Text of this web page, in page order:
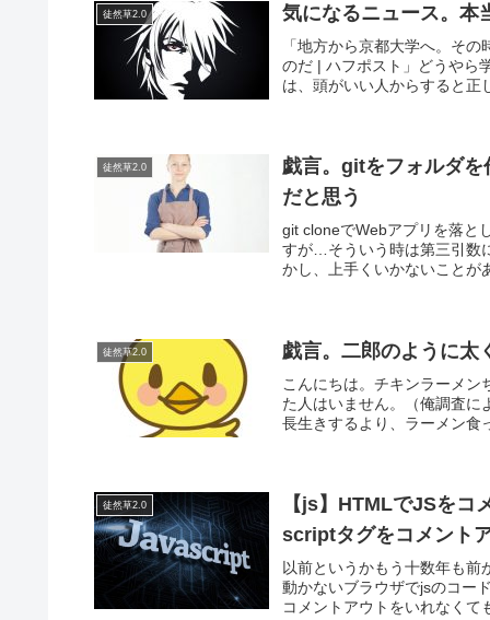
徒然草2.0 気になるニュース。本
「地方から京都大学へ。そ
のだ | ハフポスト」どうやら
は、頭がいい人からすると正
徒然草2.0
戯言。gitをフォルダ
だと思う
git cloneでWebアプリを落と
すが…そういう時は第三引数
かし、上手くいかないことが
徒然草2.0 戯言。二郎のように太
こんにちは。チキンラーメ
た人はいません。（俺調査
長生きするより、ラーメン食
徒然草2.0
【js】HTMLでJSを
scriptタグをコメント
以前というかもう十数年も
動かないブラウザでjsのコー
コメントアウトをいれなくて